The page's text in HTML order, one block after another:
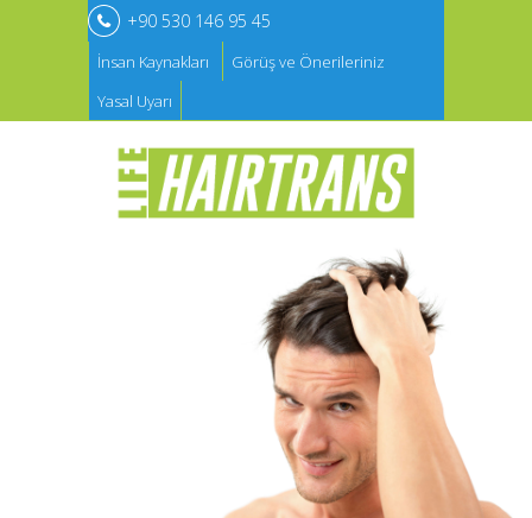
+90 530 146 95 45
İnsan Kaynakları
Görüş ve Önerileriniz
Yasal Uyarı